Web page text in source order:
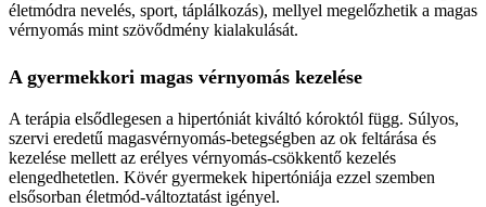
életmódra nevelés, sport, táplálkozás), mellyel megelőzhetik a magas
vérnyomás mint szövődmény kialakulását.
A gyermekkori magas vérnyomás kezelése
A terápia elsődlegesen a hipertóniát kiváltó kóroktól függ. Súlyos,
szervi eredetű magasvérnyomás-betegségben az ok feltárása és
kezelése mellett az erélyes vérnyomás-csökkentő kezelés
elengedhetetlen. Kövér gyermekek hipertóniája ezzel szemben
elsősorban életmód-változtatást igényel.